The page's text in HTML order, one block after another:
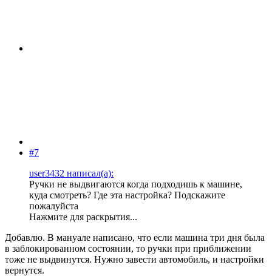
#7
user3432 написал(а):
Ручки не выдвигаются когда подходишь к машине,
куда смотреть? Где эта настройка? Подскажите
пожалуйста
Нажмите для раскрытия...
Добавлю. В мануале написано, что если машина три дня была
в заблокированном состоянии, то ручки при приближении
тоже не выдвинутся. Нужно завести автомобиль, и настройки
вернутся.